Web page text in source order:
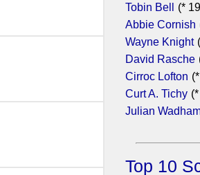
Tobin Bell
(*
Abbie Cornish
Wayne Knight
David Rasche
Cirroc Lofton
Curt A. Tichy
Julian
Top 10